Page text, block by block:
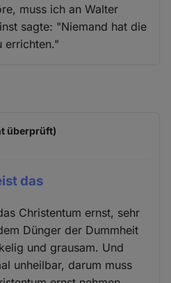
muss ich an Walter
sagte: "Niemand hat die
errichten."
überprüft)
das
Christentum ernst, sehr
Dünger der Dummheit
und grausam. Und
unheilbar, darum muss